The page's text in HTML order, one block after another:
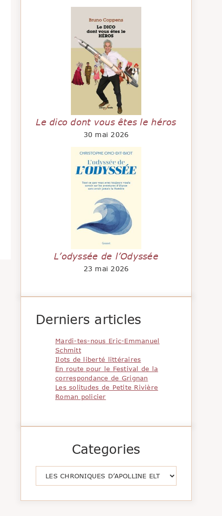
Le dico dont vous êtes le héros
30 mai 2026
L’odyssée de l’Odyssée
23 mai 2026
Derniers articles
Mardi-tes-nous Eric-Emmanuel
Schmitt
Ilots de liberté littéraires
En route pour le Festival de la
correspondance de Grignan
Les solitudes de Petite Rivière
Roman policier
Categories